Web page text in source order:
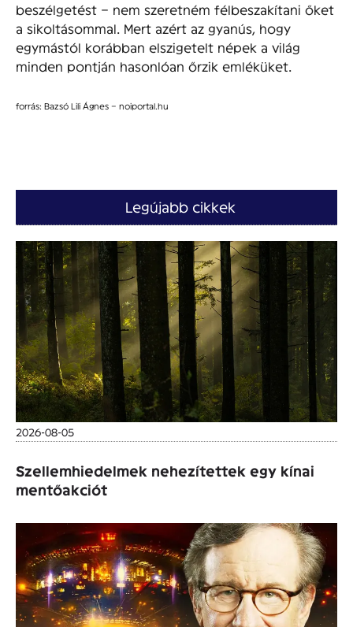
beszélgetést – nem szeretném félbeszakítani őket
a sikoltásommal. Mert azért az gyanús, hogy
egymástól korábban elszigetelt népek a világ
minden pontján hasonlóan őrzik emléküket.
forrás: Bazsó Lili Ágnes – noiportal.hu
Legújabb cikkek
2026-08-05
Szellemhiedelmek nehezítettek egy kínai
mentőakciót